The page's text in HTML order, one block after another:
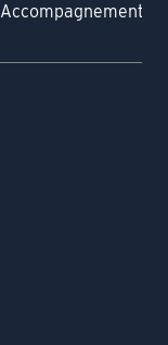
Accompagnement